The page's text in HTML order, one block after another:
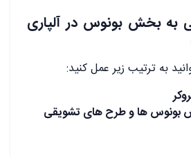
به بخش بونوس در آلپاری
به ترتیب زیر عمل کنید:
بونوس ها و طرح های تشویقی